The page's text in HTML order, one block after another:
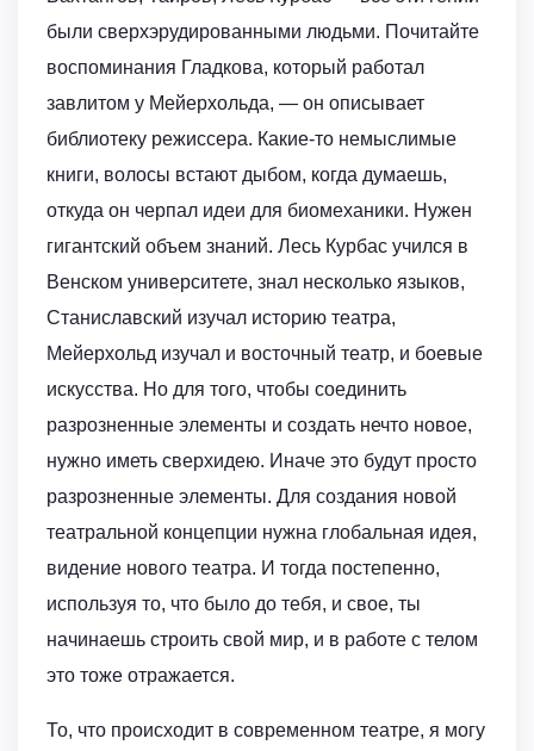
были сверхэрудированными людьми. Почитайте
воспоминания Гладкова, который работал
завлитом у Мейерхольда, — он описывает
библиотеку режиссера. Какие-то немыслимые
книги, волосы встают дыбом, когда думаешь,
откуда он черпал идеи для биомеханики. Нужен
гигантский объем знаний. Лесь Курбас учился в
Венском университете, знал несколько языков,
Станиславский изучал историю театра,
Мейерхольд изучал и восточный театр, и боевые
искусства. Но для того, чтобы соединить
разрозненные элементы и создать нечто новое,
нужно иметь сверхидею. Иначе это будут просто
разрозненные элементы. Для создания новой
театральной концепции нужна глобальная идея,
видение нового театра. И тогда постепенно,
используя то, что было до тебя, и свое, ты
начинаешь строить свой мир, и в работе с телом
это тоже отражается.
То, что происходит в современном театре, я могу